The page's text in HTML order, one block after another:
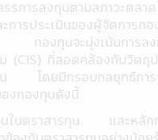
นผ่านโทรศัพท์มือถือนี้ได้
ดการขอสงวนสิทธิ์ในการแ
อเปลี่ยนแปลงข้อมูลใดๆ ใน
นผ่านโทรศัพท์มือถือนี้ได้โด
แจ้งให้ทราบล่วงหน้า
ดการอนุญาตให้พนักงานของ
ารลงทุนในหลักทรัพย์เพื่อตน
งปฏิบัติตามจรรยาบรรณ และ
รการลงทุนตามสภาวะตลาด
การประเมินของผู้จัดการกอ
กองทุนจะมุ่งเน้นการลง
(CIS) ที่สอดคล้องกับวัตถุ
น โดยมีกรอบกลยุทธ์การ
งกองทุนดังนี้
นในตราสารทุน และหลัก